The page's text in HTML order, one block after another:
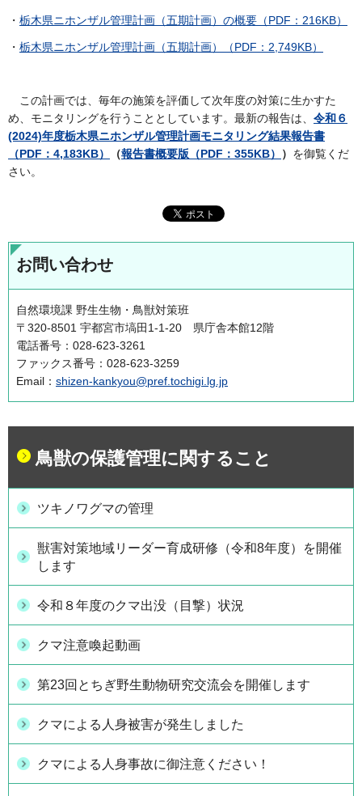
・ 栃木県ニホンザル管理計画（五期計画）の概要（PDF：216KB）
・ 栃木県ニホンザル管理計画（五期計画）（PDF：2,749KB）
この計画では、毎年の施策を評価して次年度の対策に生かすた
め、モニタリングを行うこととしています。最新の報告は、 令和６
(2024)年度栃木県ニホンザル管理計画モニタリング結果報告書
（PDF：4,183KB）
（報告書概要版（PDF：355KB） ） を御覧くだ
さい。
お問い合わせ
自然環境課 野生生物・鳥獣対策班
〒320-8501 宇都宮市塙田1-1-20 県庁舎本館12階
電話番号：028-623-3261
ファックス番号：028-623-3259
Email： shizen-kankyou@pref.tochigi.lg.jp
鳥獣の保護管理に関すること
ツキノワグマの管理
獣害対策地域リーダー育成研修（令和8年度）を開催
します
令和８年度のクマ出没（目撃）状況
クマ注意喚起動画
第23回とちぎ野生動物研究交流会を開催します
クマによる人身被害が発生しました
クマによる人身事故に御注意ください！